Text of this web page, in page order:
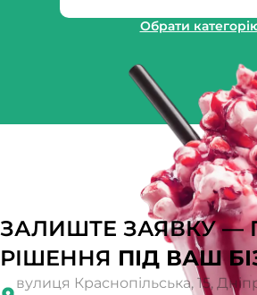
Обрати
ЗАЛИШТЕ ЗАЯВКУ —
РІШЕННЯ ПІД ВАШ
вулиця Краснопільська, 15,